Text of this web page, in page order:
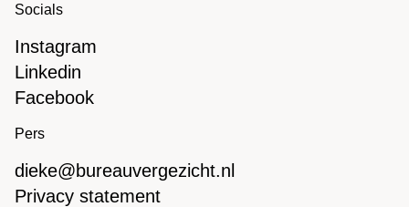
Socials
Instagram
Linkedin
Facebook
Pers
dieke@bureauvergezicht.nl
Privacy statement